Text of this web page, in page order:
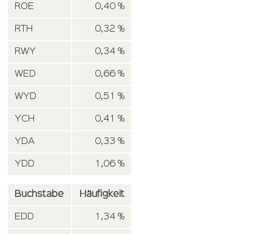
ROE 0,40 %
RTH 0,32 %
RWY 0,34 %
WED 0,66 %
WYD 0,51 %
YCH 0,41 %
YDA 0,33 %
YDD 1,06 %
Buchstabe Häufigkeit
EDD 1,34 %